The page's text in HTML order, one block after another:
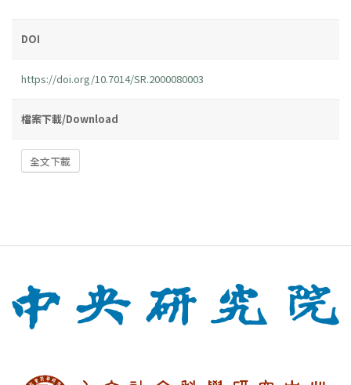
DOI
https://doi.org/10.7014/SR.2000080003
檔案下載/Download
全文下載